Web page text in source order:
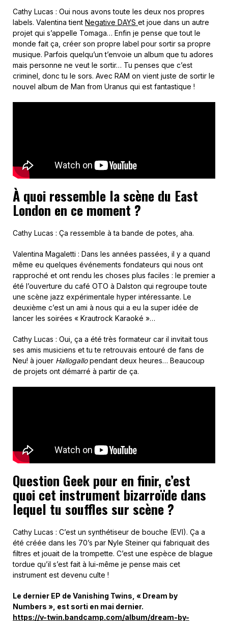
Cathy Lucas : Oui nous avons toute les deux nos propres
labels. Valentina tient Negative DAYS et joue dans un autre
projet qui s’appelle Tomaga… Enfin je pense que tout le
monde fait ça, créer son propre label pour sortir sa propre
musique. Parfois quelqu’un t’envoie un album que tu adores
mais personne ne veut le sortir… Tu penses que c’est
criminel, donc tu le sors. Avec RAM on vient juste de sortir le
nouvel album de Man from Uranus qui est fantastique !
À quoi ressemble la scène du East
London en ce moment ?
Cathy Lucas : Ça ressemble à ta bande de potes, aha.
Valentina Magaletti : Dans les années passées, il y a quand
même eu quelques événements fondateurs qui nous ont
rapproché et ont rendu les choses plus faciles : le premier a
été l’ouverture du café OTO à Dalston qui regroupe toute
une scène jazz expérimentale hyper intéressante. Le
deuxième c’est un ami à nous qui a eu la super idée de
lancer les soirées « Krautrock Karaoké »…
Cathy Lucas : Oui, ça a été très formateur car il invitait tous
ses amis musiciens et tu te retrouvais entouré de fans de
Neu! à jouer Hallogallopendant deux heures… Beaucoup
de projets ont démarré à partir de ça.
Question Geek pour en finir, c’est
quoi cet instrument bizarroïde dans
lequel tu souffles sur scène ?
Cathy Lucas : C’est un synthétiseur de bouche (EVI). Ça a
été créée dans les 70’s par Nyle Steiner qui fabriquait des
filtres et jouait de la trompette. C’est une espèce de blague
tordue qu’il s’est fait à lui-même je pense mais cet
instrument est devenu culte !
Le dernier EP de Vanishing Twins, « Dream by
Numbers », est sorti en mai dernier.
https://v-twin.bandcamp.com/album/dream-by-